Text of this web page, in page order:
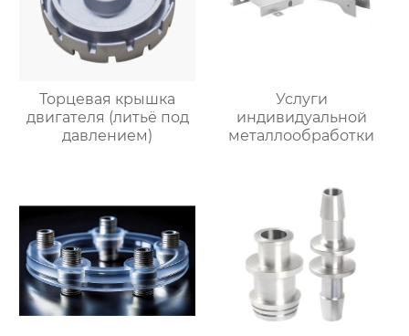
Торцевая крышка
двигателя (литьё под
давлением)
Услуги
индивидуальной
металлообработки